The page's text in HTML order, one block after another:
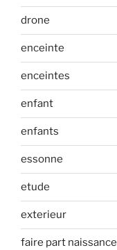
drone
enceinte
enceintes
enfant
enfants
essonne
etude
exterieur
faire part naissance